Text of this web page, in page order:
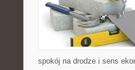
spokój na drodze i sens